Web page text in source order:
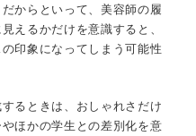
トサロンを志望する場合
ューティーサロンを志望
からといって、美容師の履
えるかだけを意識すると、
印象になってしまう可能性
るときは、おしゃれさだけ
ほかの学生との差別化を意